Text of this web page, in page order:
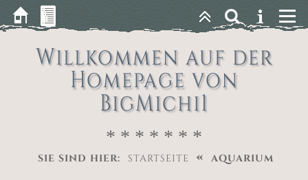
Willkommen auf der
Homepage von
BigMichi1
* * * * * * *
SIE SIND HIER: STARTSEITE « AQUARIUM